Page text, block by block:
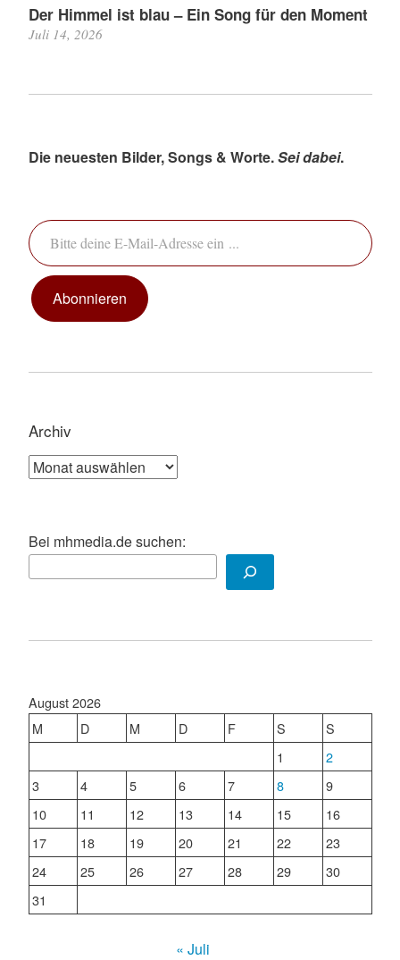
Der Himmel ist blau – Ein Song für den Moment
Juli 14, 2026
Die neuesten Bilder, Songs & Worte.Sei dabei.
Bitte deine E-Mail-Adresse ein ...
Abonnieren
Archiv
Archiv
Bei mhmedia.de suchen:
August 2026
M
D M D F S
S
1
2
3
4 5 6 7 8
9
10
11 12 13 14 15
16
17
18 19 20 21 22
23
24
25 26 27 28 29
30
31
« Juli